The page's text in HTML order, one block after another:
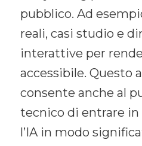
pubblico. Ad
reali, casi studio e
interattive per
accessibile. Questo
consente anche al
tecnico di entrare in
l’IA in modo